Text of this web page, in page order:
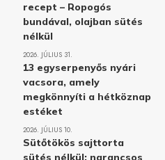
recept – Ropogós
bundával, olajban sütés
nélkül
2026. JÚLIUS 31.
13 egyserpenyős nyári
vacsora, amely
megkönnyíti a hétköznap
estéket
2026. JÚLIUS 10.
Sütőtökös sajttorta